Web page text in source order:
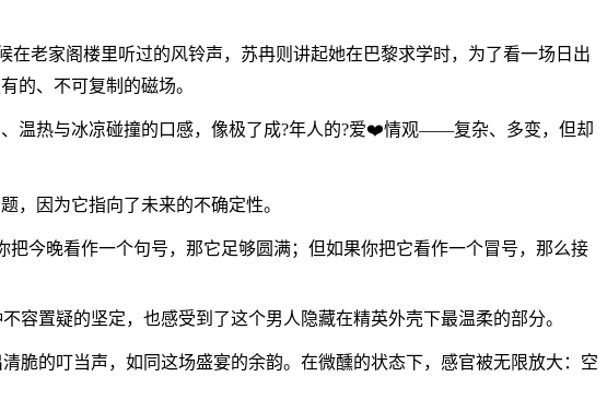
在老家阁楼里听过的风铃声，苏冉则讲起她在巴黎求学时，为了看一场日出
的、不可复制的磁场。
温热与冰凉碰撞的口感，像极了成?年人的?爱❤️情观——复杂、多变，但却
，因为它指向了未来的不确定性。
今晚看作一个句号，那它足够圆满；但如果你把它看作一个冒号，那么接
置疑的坚定，也感受到了这个男人隐藏在精英外壳下最温柔的部分。
脆的叮当声，如同这场盛宴的余韵。在微醺的状态下，感官被无限放大：空